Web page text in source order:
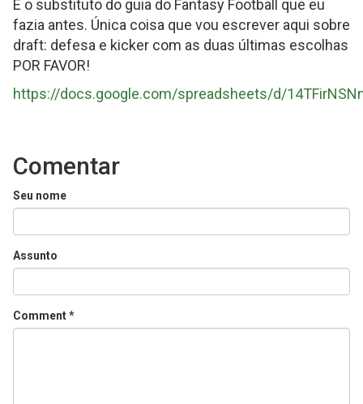
É o substituto do guia do Fantasy Football que eu
fazia antes. Única coisa que vou escrever aqui sobre
draft: defesa e kicker com as duas últimas escolhas
POR FAVOR!
https://docs.google.com/spreadsheets/d/
Comentar
Seu nome
Assunto
Comment*